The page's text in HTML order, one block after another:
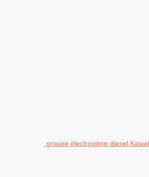
groupe électrogène diesel